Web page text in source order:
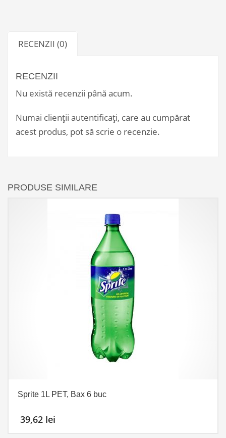
RECENZII (0)
RECENZII
Nu există recenzii până acum.
Numai clienții autentificați, care au cumpărat
acest produs, pot să scrie o recenzie.
PRODUSE SIMILARE
Sprite 1L PET, Bax 6 buc
39,62 lei